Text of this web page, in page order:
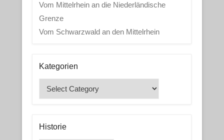
Vom Mittelrhein an die Niederländische
Grenze
Vom Schwarzwald an den Mittelrhein
Kategorien
Kategorien
Historie